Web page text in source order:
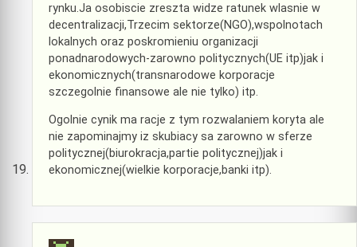
rynku.Ja osobiscie zreszta widze ratunek wlasnie w
decentralizacji,Trzecim sektorze(NGO),wspolnotach
lokalnych oraz poskromieniu organizacji
ponadnarodowych-zarowno politycznych(UE itp)jak i
ekonomicznych(transnarodowe korporacje
szczegolnie finansowe ale nie tylko) itp.
Ogolnie cynik ma racje z tym rozwalaniem koryta ale
nie zapominajmy iz skubiacy sa zarowno w sferze
politycznej(biurokracja,partie politycznej)jak i
ekonomicznej(wielkie korporacje,banki itp).